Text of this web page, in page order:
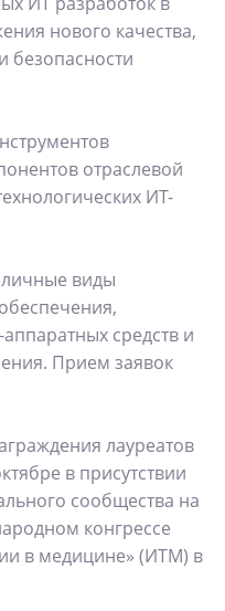
нового качества,
безопасности
отраслевой
ИТ-
виды
средств и
Прием заявок
лауреатов
в присутствии
сообщества на
конгрессе
в медицине» (ИТМ) в